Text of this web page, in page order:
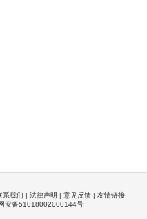
系我们 | 法律声明 | 意见反馈| 友情链接
安备51018002000144号